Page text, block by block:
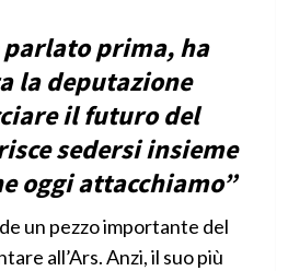
parlato prima, ha
la deputazione
il futuro del
sedersi insieme
oggi attacchiamo”
un pezzo importante del
all’Ars. Anzi, il suo più